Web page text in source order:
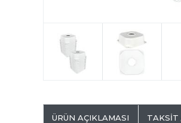
ÜRÜN AÇIKLAMASI TAKSIT